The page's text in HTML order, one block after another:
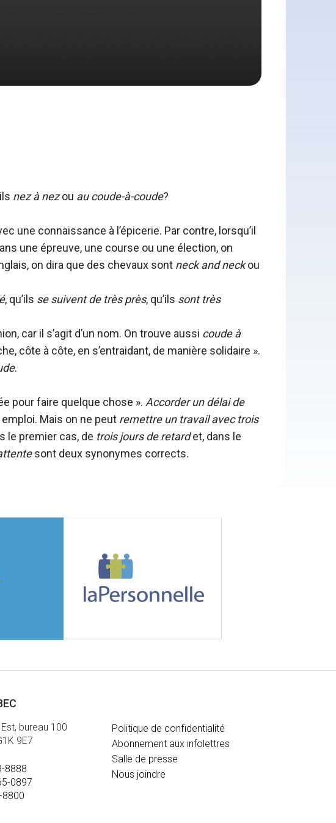
nez à nezou au coude-à-coude?
une connaissance à l’épicerie. Par contre, lorsqu’il
une épreuve, une course ou une élection, on
on dira que des chevaux sont neck and neckou
, qu’ils se suivent de très près, qu’ils sont très
car il s’agit d’un nom. On trouve aussi coude à
côte à côte, en s’entraidant, de manière solidaire ».
.
pour faire quelque chose ». Accorder un délai de
Mais on ne peut remettre un travail avec trois
le premier cas, de trois jours de retardet, dans le
sont deux synonymes corrects.
bureau 100
9E7
8888
0897
8800
Politique de confidentialité
Abonnement aux infolettres
Salle de presse
Nous joindre